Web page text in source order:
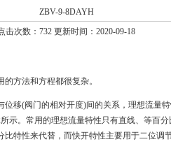
ZBV-9-8DAYH
击次数：732 更新时间：2020-09-18
方法和方程都很复杂。
移(阀门的相对开度)间的关系，理想流量
示。常用的理想流量特性只有直线、等百
特性来代替，而快开特性主要用于二位调